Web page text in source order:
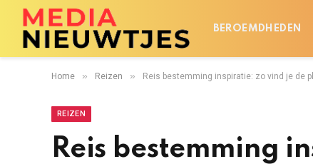
BEROEMDHEDEN
Home » Reizen » Reis bestemming inspiratie: zo vind je de
REIZEN
Reis bestemming